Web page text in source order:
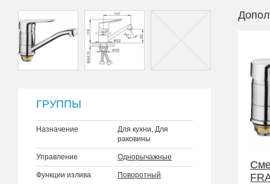
ГРУППЫ
Назначение
Для кухни, Для
раковины
Управление Однорычажные
Функции излива Поворотный